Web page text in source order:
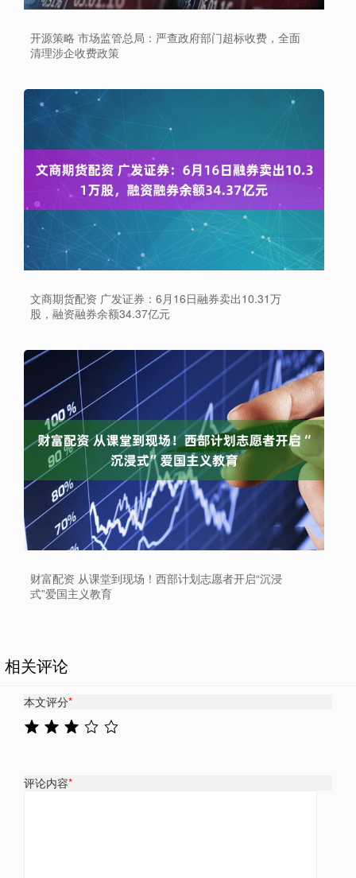
开源策略 市场监管总局：严查政府部门超标收费，全面
清理涉企收费政策
文商期货配资 广发证券：6月16日融券卖出10.31万
股，融资融券余额34.37亿元
财富配资 从课堂到现场！西部计划志愿者开启“沉浸
式”爱国主义教育
相关评论
本文评分*
评论内容*